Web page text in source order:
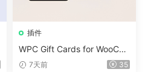
插件
WPC Gift Cards for WooCo
mmerce (Premium) v1.0.2
7天前 35